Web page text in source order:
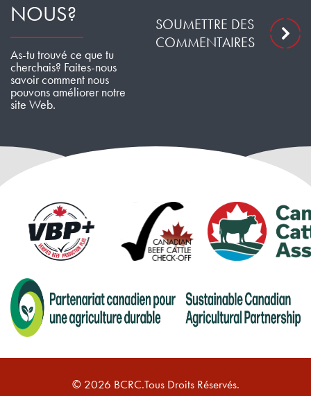
NOUS?
As-tu trouvé ce que tu
cherchais? Faites-nous
savoir comment nous
pouvons améliorer notre
site Web.
SOUMETTRE DES
COMMENTAIRES
© 2026 BCRC.Tous Droits Réservés.